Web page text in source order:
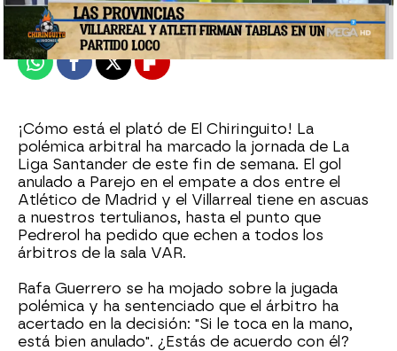
Publicado:10 de enero de 2022, 00:32
WhatsappFacebook
X Flipboard
¡Cómo está el plató de El Chiringuito! La
polémica arbitral ha marcado la jornada de La
Liga Santander de este fin de semana. El gol
anulado a Parejo en el empate a dos entre el
Atlético de Madrid y el Villarreal tiene en ascuas
a nuestros tertulianos, hasta el punto que
Pedrerol ha pedido que echen a todos los
árbitros de la sala VAR.
Rafa Guerrero se ha mojado sobre la jugada
polémica y ha sentenciado que el árbitro ha
acertado en la decisión: "Si le toca en la mano,
está bien anulado". ¿Estás de acuerdo con él?